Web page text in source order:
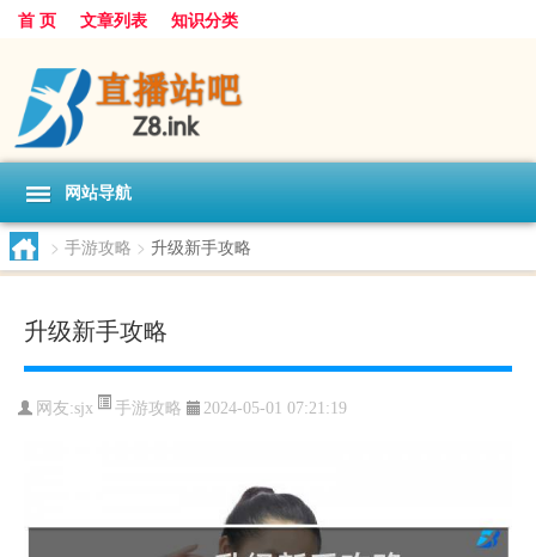
首 页 文章列表 知识分类
网站导航
> 手游攻略 > 升级新手攻略
升级新手攻略
网友:sjx 手游攻略 2024-05-01 07:21:19